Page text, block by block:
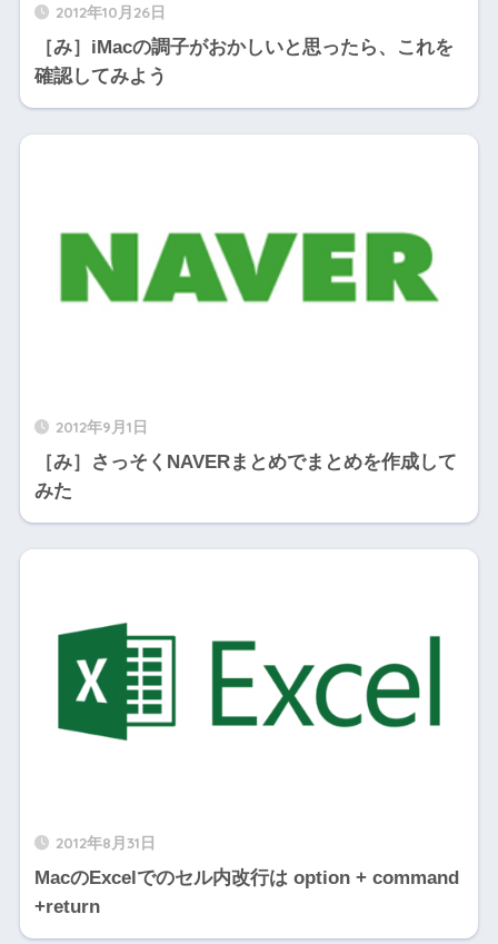
2012年10月26日
［み］iMacの調子がおかしいと思ったら、これを
確認してみよう
2012年9月1日
［み］さっそくNAVERまとめでまとめを作成して
みた
2012年8月31日
MacのExcelでのセル内改行は option + command
+return